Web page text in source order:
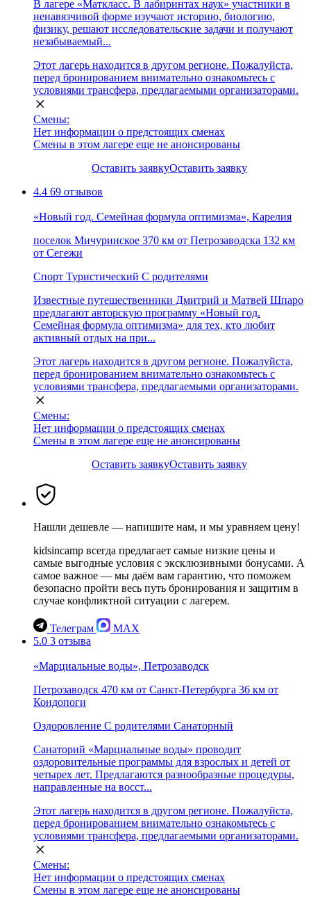
В лагере «Маткласс. В лабиринтах наук» участники в
ненавязчивой форме изучают историю, биологию,
физику, решают исследовательские задачи и получают
незабываемый...
Этот лагерь находится в другом регионе. Пожалуйста,
перед бронированием внимательно ознакомьтесь с
условиями трансфера, предлагаемыми организаторами.
Смены:
Нет информации о предстоящих сменах
Смены в этом лагере еще не анонсированы
Оставить заявкуОставить заявку
4.4 69 отзывов
«Новый год. Семейная формула оптимизма», Карелия
поселок Мичуринское 370 км от Петрозаводска 132 км
от Сегежи
Спорт Туристический С родителями
Известные путешественники Дмитрий и Матвей Шпаро
предлагают авторскую программу «Новый год.
Семейная формула оптимизма» для тех, кто любит
активный отдых на при...
Этот лагерь находится в другом регионе. Пожалуйста,
перед бронированием внимательно ознакомьтесь с
условиями трансфера, предлагаемыми организаторами.
Смены:
Нет информации о предстоящих сменах
Смены в этом лагере еще не анонсированы
Оставить заявкуОставить заявку
Нашли дешевле — напишите нам, и мы уравняем цену!
kidsincamp всегда предлагает самые низкие цены и
самые выгодные условия с эксклюзивными бонусами. А
самое важное — мы даём вам гарантию, что поможем
безопасно пройти весь путь бронирования и защитим в
случае конфликтной ситуации с лагерем.
Телеграм
MAX
5.0 3 отзыва
«Марциальные воды», Петрозаводск
Петрозаводск 470 км от Санкт-Петербурга 36 км от
Кондопоги
Оздоровление С родителями Санаторный
Санаторий «Марциальные воды» проводит
оздоровительные программы для взрослых и детей от
четырех лет. Предлагаются разнообразные процедуры,
направленные на восст...
Этот лагерь находится в другом регионе. Пожалуйста,
перед бронированием внимательно ознакомьтесь с
условиями трансфера, предлагаемыми организаторами.
Смены:
Нет информации о предстоящих сменах
Смены в этом лагере еще не анонсированы